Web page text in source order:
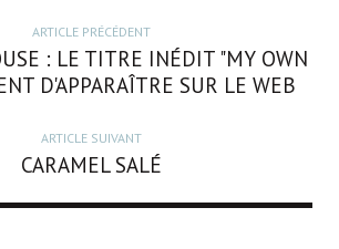
ARTICLE PRÉCÉDENT
: LE TITRE INÉDIT "MY OWN
D'APPARAÎTRE SUR LE WEB
ARTICLE SUIVANT
CARAMEL SALÉ